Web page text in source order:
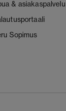
& asiakaspalvelu
Sopimus